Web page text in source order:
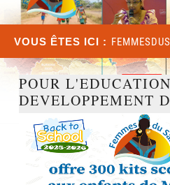
VOUS ÊTES ICI :
POUR
DEVELOPPEMENT